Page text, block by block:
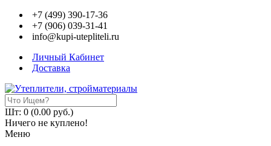
+7 (499) 390-17-36
+7 (906) 039-31-41
info@kupi-utepliteli.ru
Личный Кабинет
Доставка
Шт: 0 (0.00 руб.)
Ничего не куплено!
Меню